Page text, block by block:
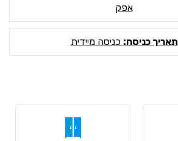
אפק
תאריך כניסה: כניסה מיידית